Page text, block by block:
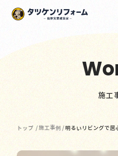
施工
トップ /施工事例 /明るいリビングで